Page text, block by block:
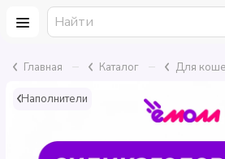
Главная – Каталог – Для
Наполнители